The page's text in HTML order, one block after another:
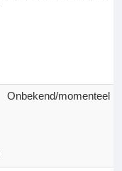
Onbekend/momenteel